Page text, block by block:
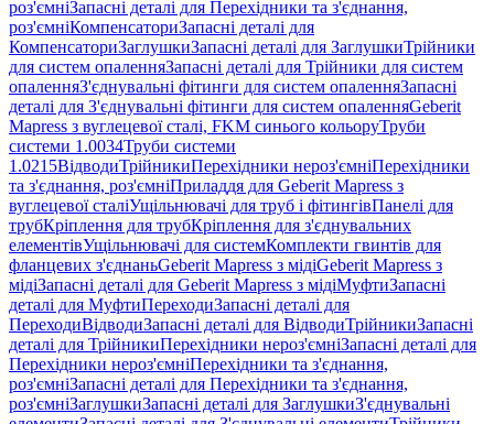
роз'ємніЗапасні деталі для Перехідники та з'єднання,
роз'ємніКомпенсаториЗапасні деталі для
КомпенсаториЗаглушкиЗапасні деталі для ЗаглушкиТрійники
для систем опаленняЗапасні деталі для Трійники для систем
опаленняЗ'єднувальні фітинги для систем опаленняЗапасні
деталі для З'єднувальні фітинги для систем опаленняGeberit
Mapress з вуглецевої сталі, FKM синього кольоруТруби
системи 1.0034Труби системи
1.0215ВідводиТрійникиПерехідники нероз'ємніПерехідники
та з'єднання, роз'ємніПриладдя для Geberit Mapress з
вуглецевої сталіУщільнювачі для труб і фітингівПанелі для
трубКріплення для трубКріплення для з'єднувальних
елементівУщільнювачі для системКомплекти гвинтів для
фланцевих з'єднаньGeberit Mapress з мідіGeberit Mapress з
мідіЗапасні деталі для Geberit Mapress з мідіМуфтиЗапасні
деталі для МуфтиПереходиЗапасні деталі для
ПереходиВідводиЗапасні деталі для ВідводиТрійникиЗапасні
деталі для ТрійникиПерехідники нероз'ємніЗапасні деталі для
Перехідники нероз'ємніПерехідники та з'єднання,
роз'ємніЗапасні деталі для Перехідники та з'єднання,
роз'ємніЗаглушкиЗапасні деталі для ЗаглушкиЗ'єднувальні